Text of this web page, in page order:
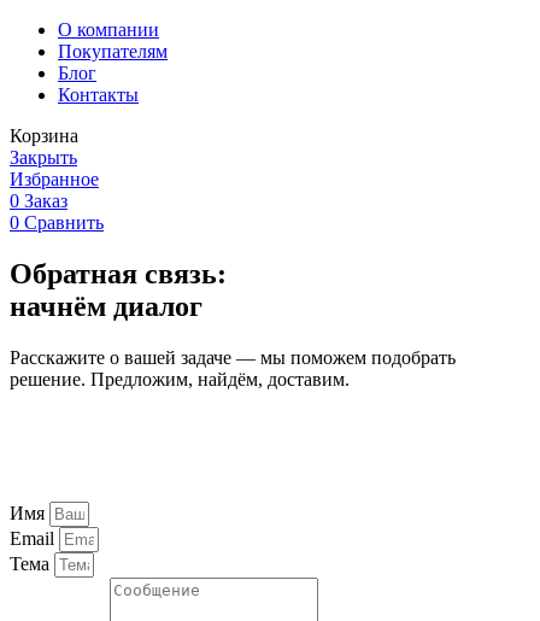
О компании
Покупателям
Блог
Контакты
Корзина
Закрыть
Избранное
0 Заказ
0 Сравнить
Обратная связь:
начнём диалог
Расскажите о вашей задаче — мы поможем подобрать
решение. Предложим, найдём, доставим.
Имя
Email
Тема